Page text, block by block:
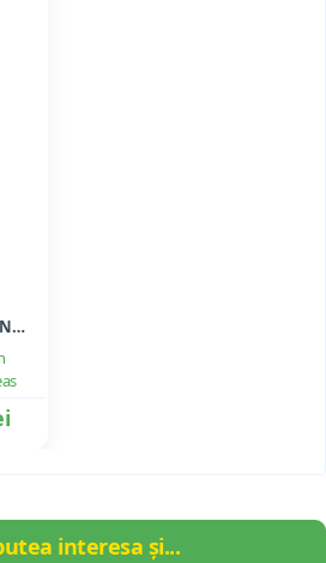
Clasificarea Rezultatelor Nursing (NOC)
interesa și...